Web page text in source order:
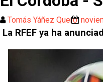
Tomás Yáñez Quero
La RFEF ya ha